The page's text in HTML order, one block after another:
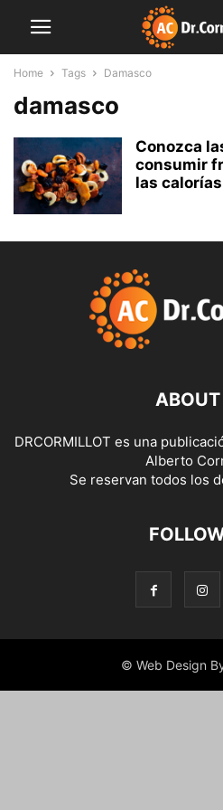
Home Tags Damasco
damasco
Conozca
consumir
las
DRCORMILLOT es una
Alberto
Se reservan todos los
© Web Design